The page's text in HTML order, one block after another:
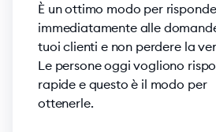
È un ottimo modo per
immediatamente alle
tuoi clienti e non perdere la
Le persone oggi vogliono
rapide e questo è il modo per
ottenerle.